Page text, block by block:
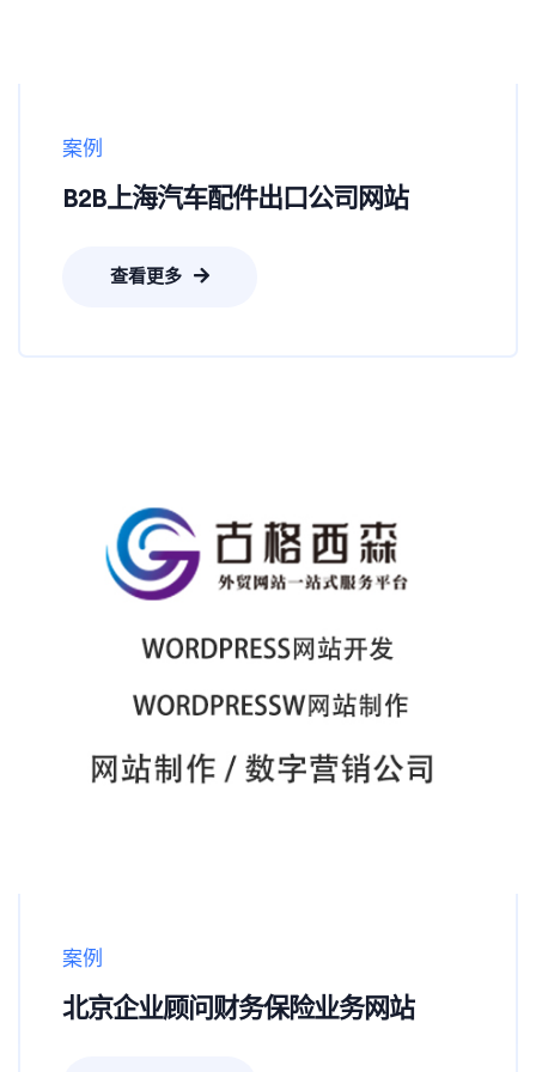
案例
B2B上海汽车配件出口公司网站
查看更多
案例
北京企业顾问财务保险业务网站